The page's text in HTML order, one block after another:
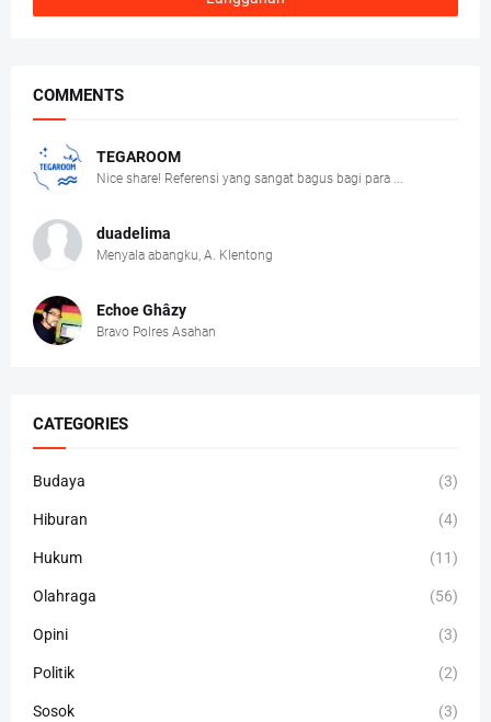
COMMENTS
TEGAROOM
Nice share! Referensi yang sangat bagus bagi para ...
duadelima
Menyala abangku, A. Klentong
Echoe Ghâzy
Bravo Polres Asahan
CATEGORIES
Budaya (3)
Hiburan (4)
Hukum (11)
Olahraga (56)
Opini (3)
Politik (2)
Sosok (3)